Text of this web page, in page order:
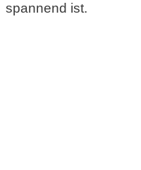
spannend ist.